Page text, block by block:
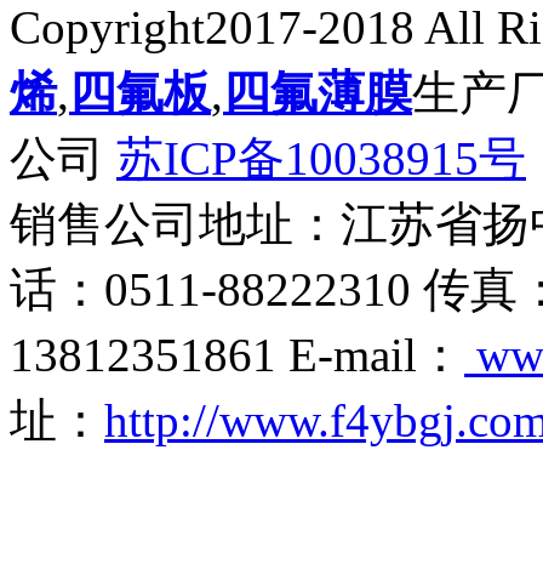
Copyright2017-2018 All
烯, 四氟板, 四氟薄膜生产
公司 苏ICP备10038915号
销售公司地址：江苏省
话：0511-88222310 传真
13812351861 E-mail：
址： http://